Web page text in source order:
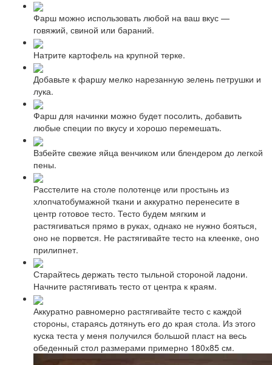
Фарш можно использовать любой на ваш вкус —
говяжий, свиной или бараний.
Натрите картофель на крупной терке.
Добавьте к фаршу мелко нарезанную зелень петрушки и
лука.
Фарш для начинки можно будет посолить, добавить
любые специи по вкусу и хорошо перемешать.
Взбейте свежие яйца венчиком или блендером до легкой
пены.
Расстелите на столе полотенце или простынь из
хлопчатобумажной ткани и аккуратно перенесите в
центр готовое тесто. Тесто будем мягким и
растягиваться прямо в руках, однако не нужно бояться,
оно не порвется. Не растягивайте тесто на клеенке, оно
прилипнет.
Старайтесь держать тесто тыльной стороной ладони.
Начните растягивать тесто от центра к краям.
Аккуратно равномерно растягивайте тесто с каждой
стороны, стараясь дотянуть его до края стола. Из этого
куска теста у меня получился большой пласт на весь
обеденный стол размерами примерно 180х85 см.